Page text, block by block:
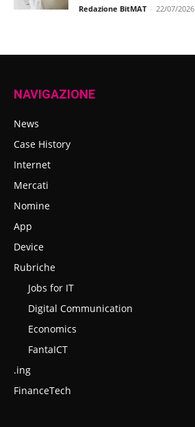
Redazione BitMAT - 22/07/2026
NAVIGAZIONE
News
Case History
Internet
Mercati
Nomine
App
Device
Rubriche
Jobs for IT
Digital Communication
Economics
FantaICT
.ing
FinanceTech